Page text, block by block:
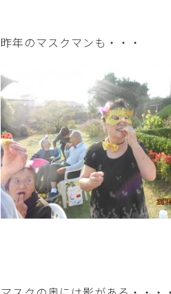
昨年のマスクマンも・・・